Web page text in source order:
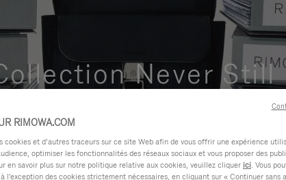
Never Still
et élégante pour vos déplacements quotidiens en
RIMOWA.COM
cookies et d’autres traceurs sur ce site Web afin de vous offrir une expérience
optimiser les fonctionnalités des réseaux sociaux et vous proposer des
en savoir plus sur notre politique relative aux cookies, veuillez cliquer ici. Vous
l'exception des cookies strictement nécessaires, en cliquant sur « Continuer sans